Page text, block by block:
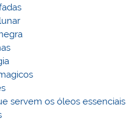
servem os óleos essenciais